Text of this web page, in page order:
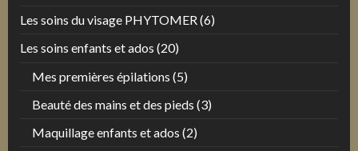
Les soins du visage PHYTOMER (6)
Les soins enfants et ados (20)
Mes premières épilations (5)
Beauté des mains et des pieds (3)
Maquillage enfants et ados (2)